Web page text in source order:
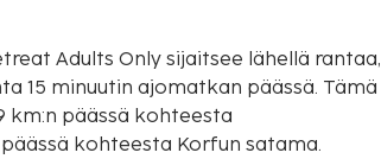
Adults Only sijaitsee lähellä rantaa,
minuutin ajomatkan päässä. Tämä
km:n päässä kohteesta
kohteesta Korfun satama.